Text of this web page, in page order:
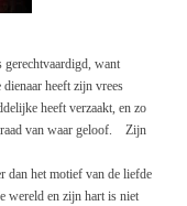
gerechtvaardigd, want
heeft zijn vrees
heeft verzaakt, en zo
van waar geloof. Zijn
dan het motief van de liefde
wereld en zijn hart is niet